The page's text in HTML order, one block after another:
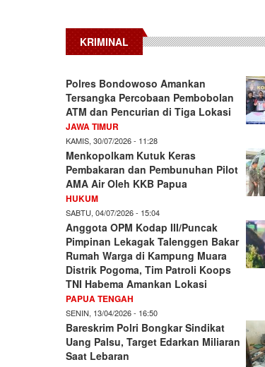
KRIMINAL
Polres Bondowoso Amankan
Tersangka Percobaan Pembobolan
ATM dan Pencurian di Tiga Lokasi
JAWA TIMUR
KAMIS, 30/07/2026 - 11:28
Menkopolkam Kutuk Keras
Pembakaran dan Pembunuhan Pilot
AMA Air Oleh KKB Papua
HUKUM
SABTU, 04/07/2026 - 15:04
Anggota OPM Kodap III/Puncak
Pimpinan Lekagak Talenggen Bakar
Rumah Warga di Kampung Muara
Distrik Pogoma, Tim Patroli Koops
TNI Habema Amankan Lokasi
PAPUA TENGAH
SENIN, 13/04/2026 - 16:50
Bareskrim Polri Bongkar Sindikat
Uang Palsu, Target Edarkan Miliaran
Saat Lebaran